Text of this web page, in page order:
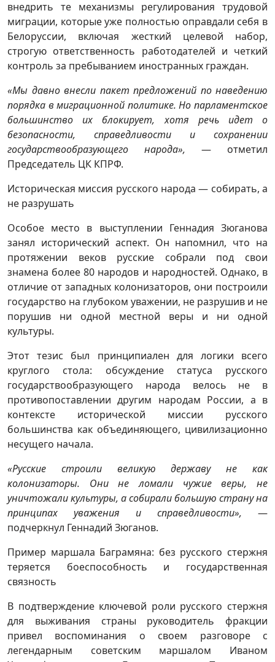
внедрить те механизмы регулирования трудовой
миграции, которые уже полностью оправдали себя в
Белоруссии, включая жесткий целевой набор,
строгую ответственность работодателей и четкий
контроль за пребыванием иностранных граждан.
«Мы давно внесли пакет предложений по наведению
порядка в миграционной политике. Но парламентское
большинство их блокирует, хотя речь идет о
безопасности, справедливости и сохранении
государствообразующего народа», — отметил
Председатель ЦК КПРФ.
Историческая миссия русского народа — собирать, а
не разрушать
Особое место в выступлении Геннадия Зюганова
занял исторический аспект. Он напомнил, что на
протяжении веков русские собрали под свои
знамена более 80 народов и народностей. Однако, в
отличие от западных колонизаторов, они построили
государство на глубоком уважении, не разрушив и не
порушив ни одной местной веры и ни одной
культуры.
Этот тезис был принципиален для логики всего
круглого стола: обсуждение статуса русского
государствообразующего народа велось не в
противопоставлении другим народам России, а в
контексте исторической миссии русского
большинства как объединяющего, цивилизационно
несущего начала.
«Русские строили великую державу не как
колонизаторы. Они не ломали чужие веры, не
уничтожали культуры, а собирали большую страну на
принципах уважения и справедливости», —
подчеркнул Геннадий Зюганов.
Пример маршала Баграмяна: без русского стержня
теряется боеспособность и государственная
связность
В подтверждение ключевой роли русского стержня
для выживания страны руководитель фракции
привел воспоминания о своем разговоре с
легендарным советским маршалом Иваном